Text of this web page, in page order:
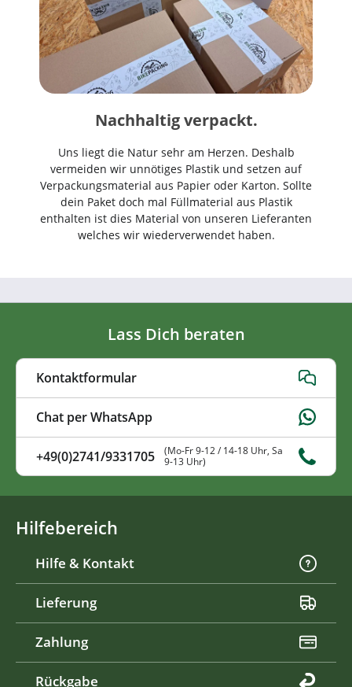
Nachhaltig verpackt.
Uns liegt die Natur sehr am Herzen. Deshalb
vermeiden wir unnötiges Plastik und setzen auf
Verpackungsmaterial aus Papier oder Karton. Sollte
dein Paket doch mal Füllmaterial aus Plastik
enthalten ist dies Material von unseren Lieferanten
welches wir wiederverwendet haben.
Lass Dich beraten
Kontaktformular
Chat per WhatsApp
+49(0)2741/9331705
(Mo-Fr 9-12 / 14-18 Uhr, Sa
9-13 Uhr)
Hilfebereich
Hilfe & Kontakt
Lieferung
Zahlung
Rückgabe